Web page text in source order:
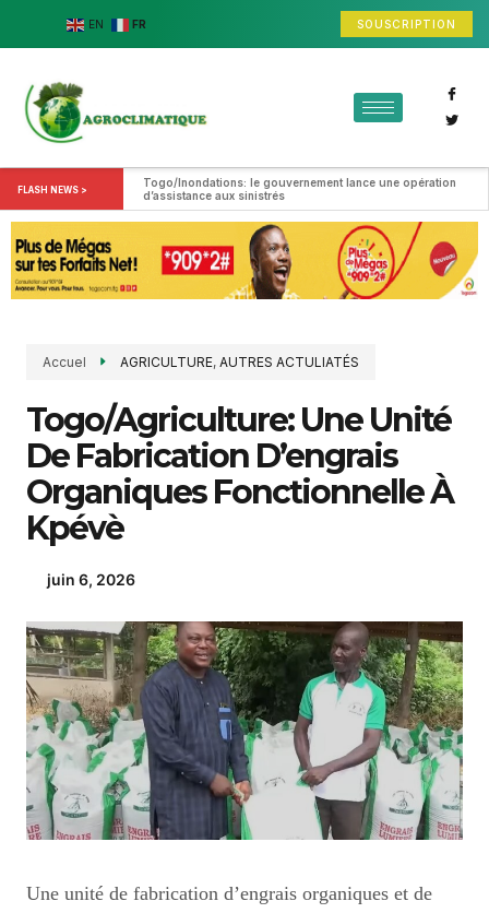
EN FR SOUSCRIPTION
FLASH NEWS >
Togo/Inondations: le gouvernement lance une opération
d’assistance aux sinistrés
Accuel AGRICULTURE, AUTRES ACTULIATÉS
Togo/Agriculture: Une Unité
De Fabrication D’engrais
Organiques Fonctionnelle À
Kpévè
juin 6, 2026
Une unité de fabrication d’engrais organiques et de